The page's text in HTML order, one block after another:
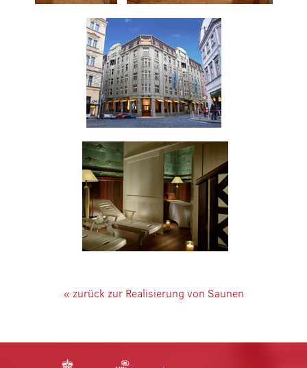
« zurück zur Realisierung von Saunen